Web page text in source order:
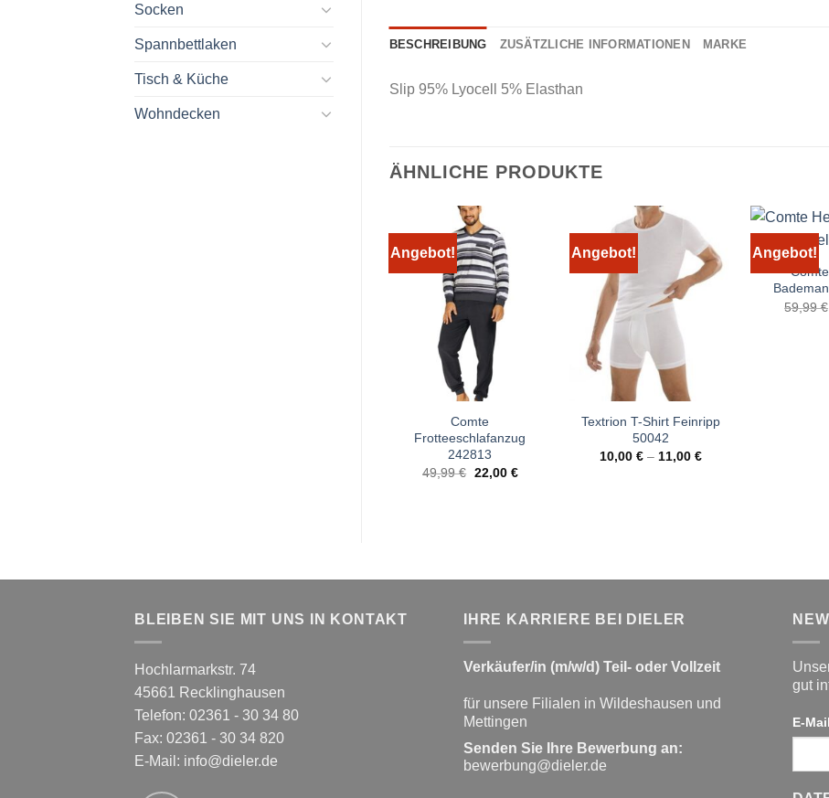
Socken
Spannbettlaken
Tisch & Küche
Wohndecken
BESCHREIBUNG ZUSÄTZLICHE INFORMATIONEN MARKE
Slip 95% Lyocell 5% Elasthan
ÄHNLICHE PRODUKTE
Angebot!
Comte
Frotteeschlafanzug
242813
49,99€ Ursprünglicher
22,00 €Aktueller
Angebot!
Textrion T-Shirt Feinripp
50042
10,00€ –11,00€
Angebot!
59,99€
BLEIBEN SIE MIT UNS IN KONTAKT
Hochlarmarkstr. 74
45661 Recklinghausen
Telefon: 02361 - 30 34 80
Fax: 02361 - 30 34 820
E-Mail: info@dieler.de
IHRE KARRIERE BEI DIELER
Verkäufer/in (m/w/d) Teil- oder Vollzeit
für unsere Filialen in Wildeshausen und
Mettingen
Senden Sie Ihre Bewerbung an:
bewerbung@dieler.de
gut
E-Mail